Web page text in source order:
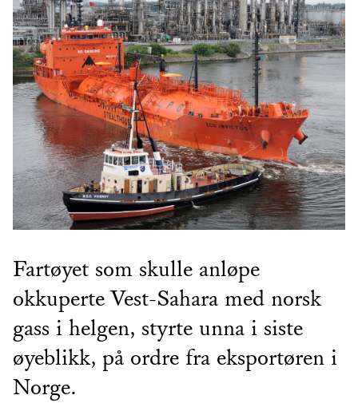
Fartøyet som skulle anløpe
okkuperte Vest-Sahara med norsk
gass i helgen, styrte unna i siste
øyeblikk, på ordre fra eksportøren i
Norge.